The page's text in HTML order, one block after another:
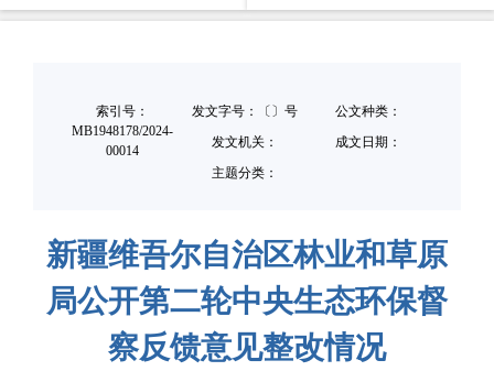
索引号：
MB1948178/2024-
00014
发文字号：〔〕号
公文种类：
发文机关：
成文日期：
主题分类：
新疆维吾尔自治区林业和草原
局公开第二轮中央生态环保督
察反馈意见整改情况